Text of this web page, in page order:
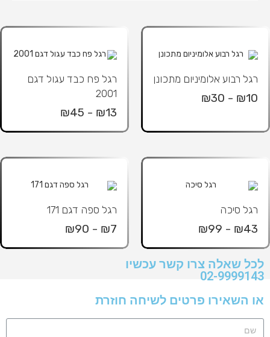
רגל רבוע אלומיניום מתכונן
₪10 - ₪30
רגל פח כבד עגול דגם
2001
₪13 - ₪45
רגל סיכה
₪43 - ₪99
רגל ספה דגם 171
₪7 - ₪90
לכל שאלה צרו קשר עכשיו
02-9999143
או השאירו פרטים לשיחה חוזרת